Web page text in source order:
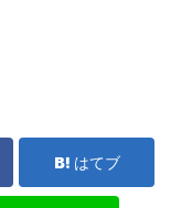
はてブ